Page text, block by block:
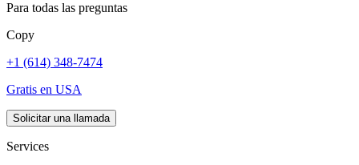
Para todas las preguntas
Copy
+1 (614) 348-7474
Gratis en USA
Solicitar una llamada
Services